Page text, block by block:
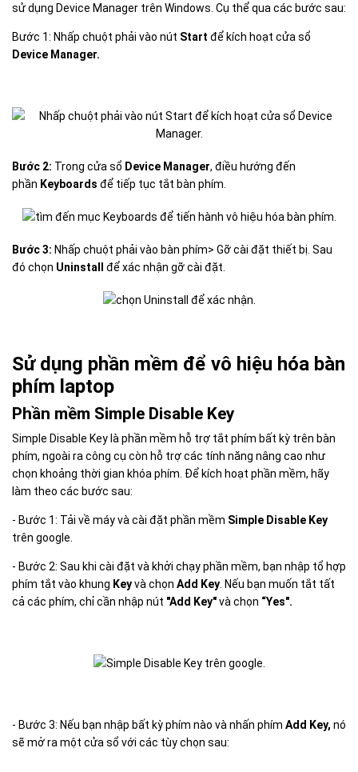
sử dụng Device Manager trên Windows. Cụ thể qua các bước sau:
Bước 1: Nhấp chuột phải vào nút Start để kích hoạt cửa sổ
Device Manager.
Bước 2: Trong cửa sổ Device Manager, điều hướng đến
phần Keyboards để tiếp tục tắt bàn phím.
Bước 3: Nhấp chuột phải vào bàn phím> Gỡ cài đặt thiết bị. Sau
đó chọn Uninstall để xác nhận gỡ cài đặt.
Sử dụng phần mềm để vô hiệu hóa bàn
phím laptop
Phần mềm Simple Disable Key
Simple Disable Key là phần mềm hỗ trợ tắt phím bất kỳ trên bàn
phím, ngoài ra công cụ còn hỗ trợ các tính năng nâng cao như
chọn khoảng thời gian khóa phím. Để kích hoạt phần mềm, hãy
làm theo các bước sau:
- Bước 1: Tải về máy và cài đặt phần mềm Simple Disable Key
trên google.
- Bước 2: Sau khi cài đặt và khởi chạy phần mềm, bạn nhập tổ hợp
phím tắt vào khung Keyvà chọn Add Key . Nếu bạn muốn tắt tất
cả các phím, chỉ cần nhập nút "Add Key"và chọn “Yes".
- Bước 3: Nếu bạn nhập bất kỳ phím nào và nhấn phím Add Key, nó
sẽ mở ra một cửa sổ với các tùy chọn sau: